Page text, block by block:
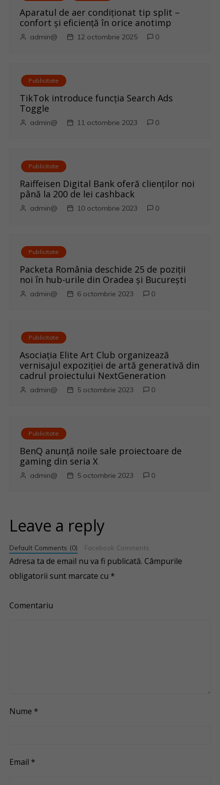
Aparatul de aer condiționat tip split –
confort și eficiență în orice anotimp
admin@ 12 octombrie 2025 0
Publicitate
TikTok introduce funcția Search Ads
Toggle
admin@ 11 octombrie 2023 0
Publicitate
Raiffeisen Digital Bank oferă clienților noi
până la 200 de lei cashback
admin@ 10 octombrie 2023 0
Publicitate
Packeta România deschide 25 de poziții
noi în hub-urile din Oradea și București
admin@ 6 octombrie 2023 0
Publicitate
Asociația Elite Art Club organizează
vernisajul expoziției de artă generativă din
cadrul proiectului NextGeneration
admin@ 5 octombrie 2023 0
Publicitate
BenQ anunţă noile sale proiectoare de
gaming din seria X
admin@ 5 octombrie 2023 0
Leave a reply
Default Comments (0) Facebook Comments
Adresa ta de email nu va fi publicată. Câmpurile
obligatorii sunt marcate cu *
Comentariu
Nume *
Email *